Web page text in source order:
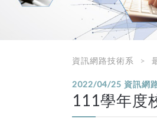
資訊網路技術系
2022/04/25 資訊網
111學年度